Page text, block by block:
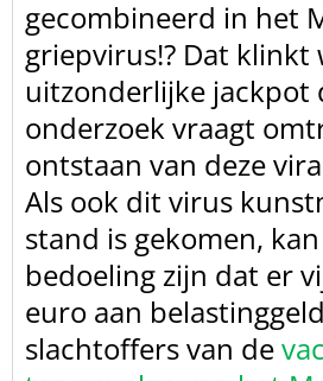
gecombineerd in het
griepvirus!? Dat klinkt
uitzonderlijke jackpot
onderzoek vraagt
ontstaan van deze
Als ook dit virus
stand is gekomen,
bedoeling zijn dat er
euro aan
slachtoffers van de